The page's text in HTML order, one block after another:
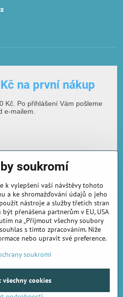
na první nákup
Kč. Po přihlášení Vám pošleme
e-mailem.
novinky
soukromíZásady ochrany soukromí
soukromí
k vylepšení vaší návštěvy tohoto
a ke shromažďování údajů o jeho
nástroje a služby třetích stran
přenášena partnerům v EU, USA
na „Přijmout všechny soubory
s tímto zpracováním. Níže
nebo upravit své preference.
soukromí
cookies